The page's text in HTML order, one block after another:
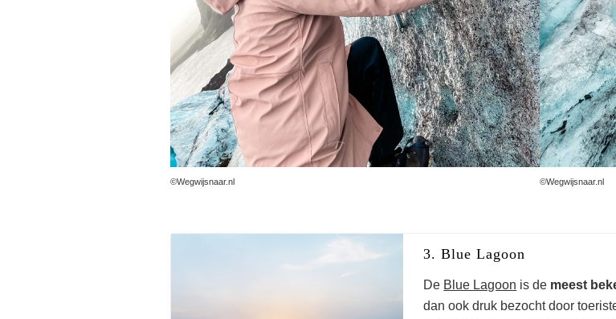
IJsland
©Wegwijsnaar.nl ©Wegwijsnaar.nl
3. Blue Lagoon
De Blue Lagoon is de meest
dan ook druk bezocht door